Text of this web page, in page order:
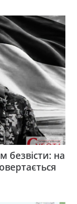
безвісти: на